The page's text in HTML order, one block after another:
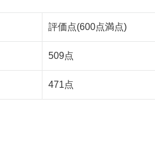
評価点(600点満点)
509点
471点